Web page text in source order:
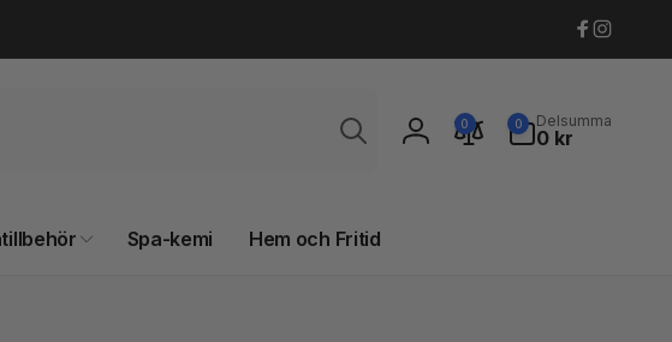
Facebook
Logga
0 0
artiklar
Delsumma
0 kr
Spa-kemi Hem och Fritid